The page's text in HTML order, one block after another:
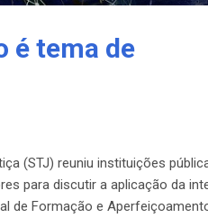
é tema de
(STJ) reuniu instituições
para discutir a aplicação da
de Formação e